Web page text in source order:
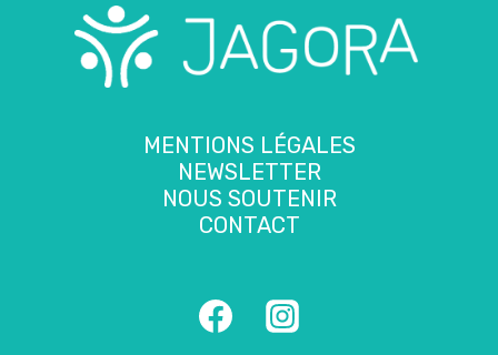
MENTIONS LÉGALES
NEWSLETTER
NOUS SOUTENIR
CONTACT